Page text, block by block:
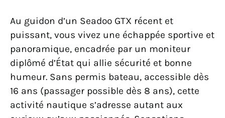
Au guidon d’un Seadoo GTX récent et
puissant, vous vivez une échappée sportive et
panoramique, encadrée par un moniteur
diplômé d’État qui allie sécurité et bonne
humeur. Sans permis bateau, accessible dès
16 ans (passager possible dès 8 ans), cette
activité nautique s’adresse autant aux